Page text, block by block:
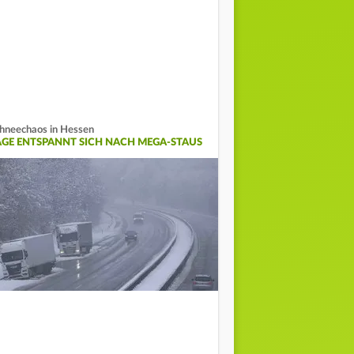
in Hessen
ENTSPANNT SICH NACH MEGA-STAUS